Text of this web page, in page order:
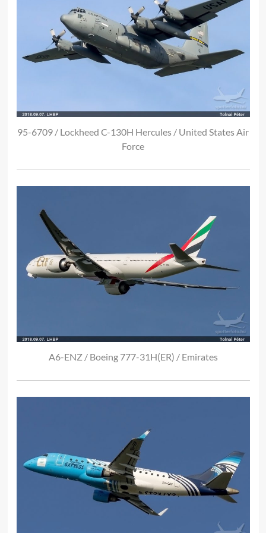
95-6709 / Lockheed C-130H Hercules / United States Air
Force
A6-ENZ / Boeing 777-31H(ER) / Emirates